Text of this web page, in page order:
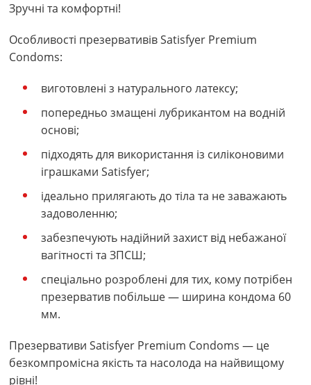
Зручні та комфортні!
Особливості презервативів Satisfyer Premium
Condoms:
виготовлені з натурального латексу;
попередньо змащені лубрикантом на водній
основі;
підходять для використання із силіконовими
іграшками Satisfyer;
ідеально прилягають до тіла та не заважають
задоволенню;
забезпечують надійний захист від небажаної
вагітності та ЗПСШ;
спеціально розроблені для тих, кому потрібен
презерватив побільше — ширина кондома 60
мм.
Презервативи Satisfyer Premium Condoms — це
безкомпромісна якість та насолода на найвищому
рівні!